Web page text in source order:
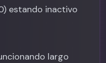
estando inactivo
largo